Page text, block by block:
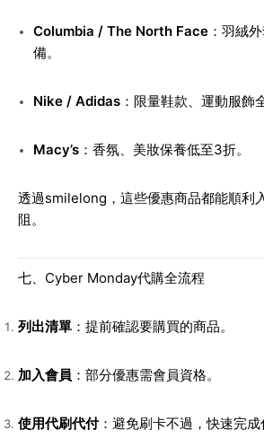
Columbia / The North Face：羽絨
備。
Nike / Adidas：限量鞋款、運動服飾
Macy’s：香氛、美妝保養低至3折。
透過smilelong，這些優惠商品都能順利
阻。
七、Cyber Monday代購全流程
列出清單 ：提前確認要購買的商品。
加入會員 ：部分優惠需會員資格。
使用代刷代付：避免刷卡不過，快速完成